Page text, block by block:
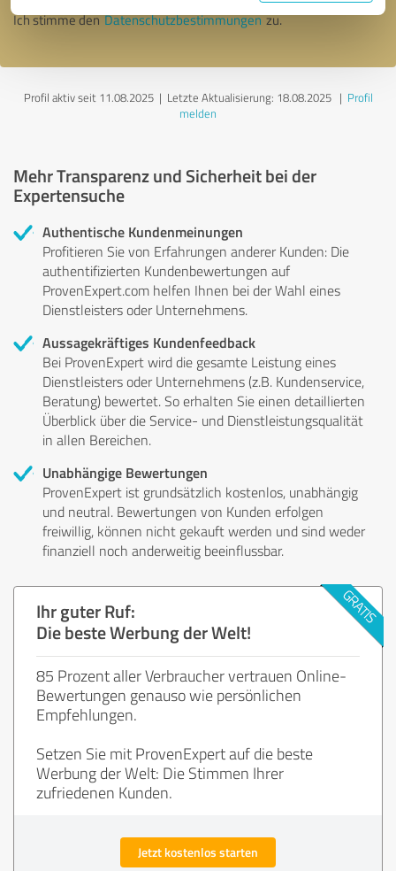
Ich stimme denDatenschutzbestimmungenzu.
Profil aktiv seit 11.08.2025 | Letzte Aktualisierung: 18.08.2025| Profil
melden
Mehr Transparenz und Sicherheit bei der
Expertensuche
Authentische Kundenmeinungen
Profitieren Sie von Erfahrungen anderer Kunden: Die
authentifizierten Kundenbewertungen auf
ProvenExpert.com helfen Ihnen bei der Wahl eines
Dienstleisters oder Unternehmens.
Aussagekräftiges Kundenfeedback
Bei ProvenExpert wird die gesamte Leistung eines
Dienstleisters oder Unternehmens (z.B. Kundenservice,
Beratung) bewertet. So erhalten Sie einen detaillierten
Überblick über die Service- und Dienstleistungsqualität
in allen Bereichen.
Unabhängige Bewertungen
ProvenExpert ist grundsätzlich kostenlos, unabhängig
und neutral. Bewertungen von Kunden erfolgen
freiwillig, können nicht gekauft werden und sind weder
finanziell noch anderweitig beeinflussbar.
Ihr guter Ruf:
Die beste Werbung der Welt!
85 Prozent aller Verbraucher vertrauen Online-
Bewertungen genauso wie persönlichen
Empfehlungen.
Setzen Sie mit ProvenExpert auf die beste
Werbung der Welt: Die Stimmen Ihrer
zufriedenen Kunden.
Jetzt kostenlos starten